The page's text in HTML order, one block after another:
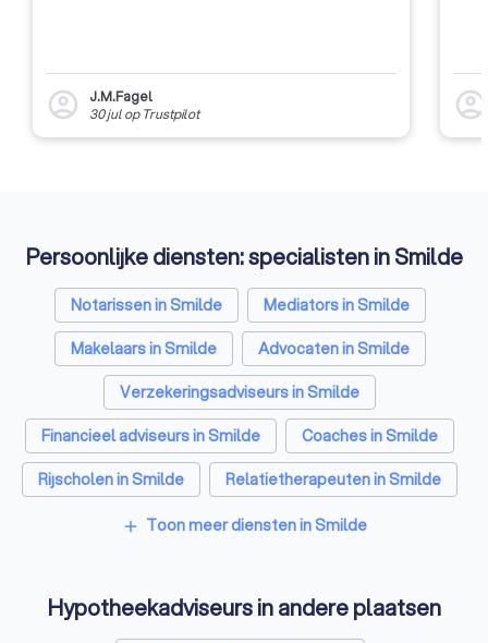
account_circle
J.M.Fagel
30 julop Trustpilot account_circle
Persoonlijke diensten: specialisten in Smilde
Notarissen in Smilde
Mediators in Smilde
Makelaars in Smilde
Advocaten in Smilde
Verzekeringsadviseurs in Smilde
Financieel adviseurs in Smilde
Coaches in Smilde
Rijscholen in Smilde
Relatietherapeuten in Smilde
Psychologen in Smilde
Personal trainers in Smilde
Diëtisten in Smilde
add Toon meer diensten in Smilde
Hypotheekadviseurs in andere plaatsen